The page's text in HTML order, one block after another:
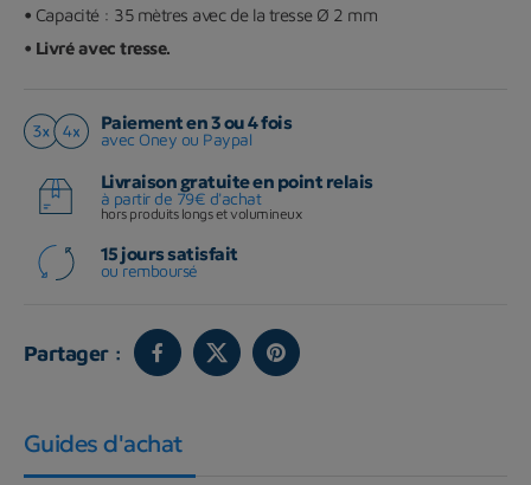
• Capacité : 35 mètres avec de la tresse Ø 2 mm
• Livré avec tresse.
Paiement en 3 ou 4 fois
avec Oney ou Paypal
Livraison gratuite en point relais
à partir de 79€ d'achat
hors produits longs et volumineux
15 jours satisfait
ou remboursé
Partager :
Guides d'achat